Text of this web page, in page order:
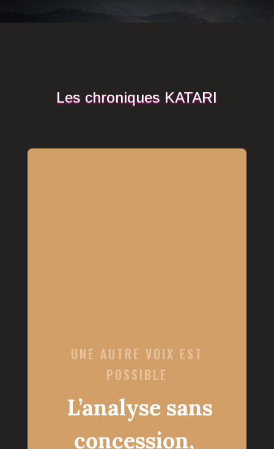
Les chroniques KATARI
UNE AUTRE VOIX EST
POSSIBLE
L’analyse sans
concession,